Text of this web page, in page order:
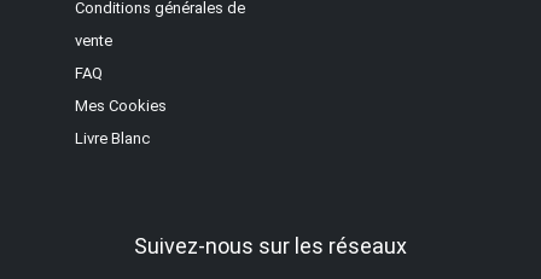
Conditions générales de
vente
FAQ
Mes Cookies
Livre Blanc
Suivez-nous sur les réseaux